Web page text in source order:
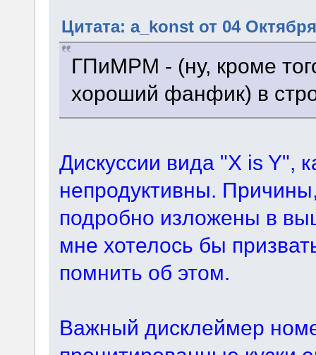
Цитата: a_konst от 04
ГПиМРМ - (ну, кроме
хороший фанфик) в
Дискуссии вида "X is Y",
непродуктивны.
подробно изложены в
мне хотелось бы
помнить об этом.
Важный дисклеймер